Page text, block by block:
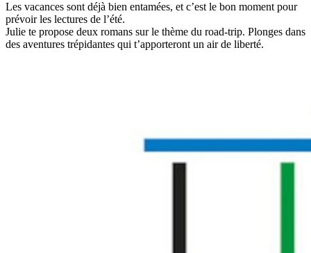
Les vacances sont déjà bien entamées, et c’est le bon moment pour
prévoir les lectures de l’été.
Julie te propose deux romans sur le thème du road-trip. Plonges dans
des aventures trépidantes qui t’apporteront un air de liberté.